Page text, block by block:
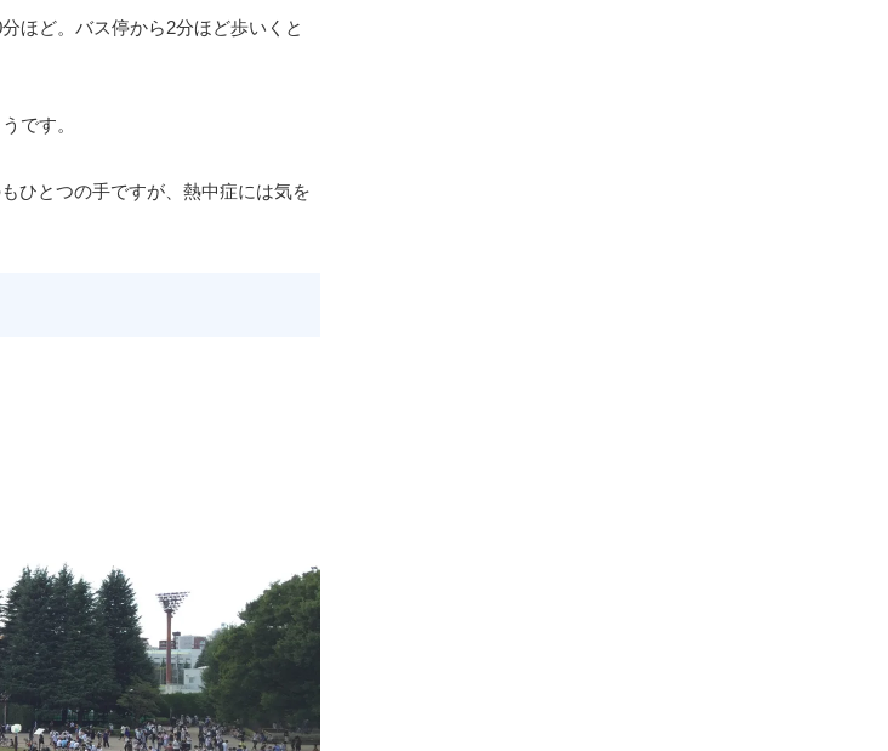
ほど。バス停から2分ほど歩いくと
です。
ひとつの手ですが、熱中症には気を